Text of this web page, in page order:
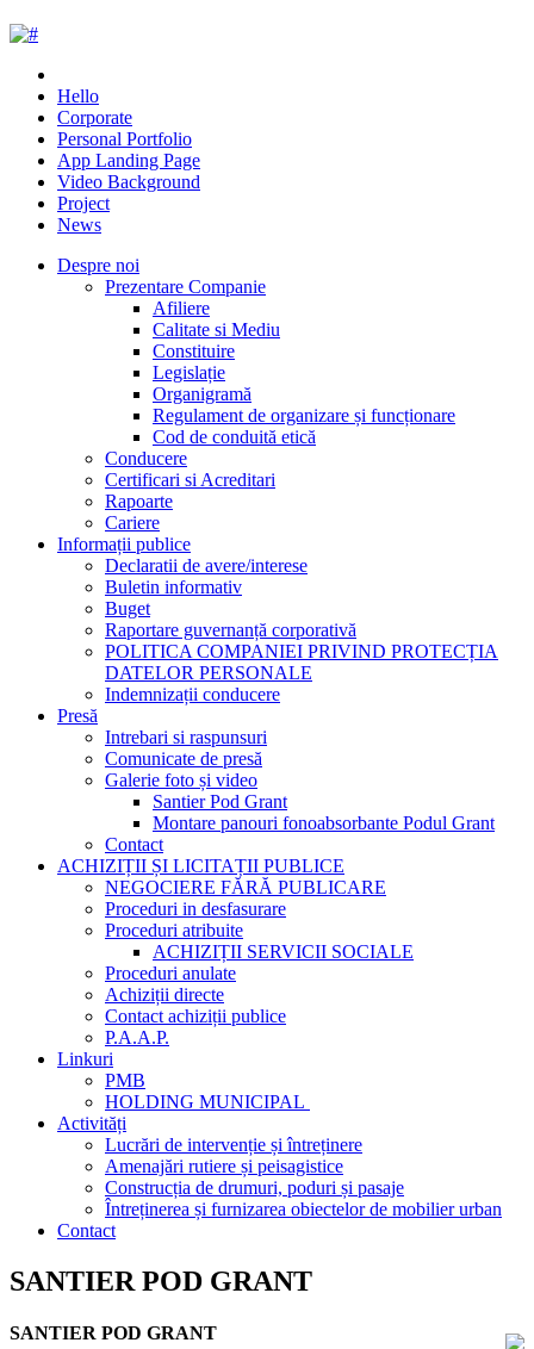
Hello
Corporate
Personal Portfolio
App Landing Page
Video Background
Project
News
Despre noi
Prezentare Companie
Afiliere
Calitate si Mediu
Constituire
Legislație
Organigramă
Regulament de organizare și funcționare
Cod de conduită etică
Conducere
Certificari si Acreditari
Rapoarte
Cariere
Informații publice
Declaratii de avere/interese
Buletin informativ
Buget
Raportare guvernanță corporativă
POLITICA COMPANIEI PRIVIND PROTECȚIA
DATELOR PERSONALE
Indemnizații conducere
Presă
Intrebari si raspunsuri
Comunicate de presă
Galerie foto și video
Santier Pod Grant
Montare panouri fonoabsorbante Podul Grant
Contact
ACHIZIȚII ȘI LICITAȚII PUBLICE
NEGOCIERE FĂRĂ PUBLICARE
Proceduri in desfasurare
Proceduri atribuite
ACHIZIȚII SERVICII SOCIALE
Proceduri anulate
Achiziții directe
Contact achiziții publice
P.A.A.P.
Linkuri
PMB
HOLDING MUNICIPAL
Activități
Lucrări de intervenție și întreținere
Amenajări rutiere și peisagistice
Construcția de drumuri, poduri și pasaje
Întreținerea și furnizarea obiectelor de mobilier urban
Contact
SANTIER POD GRANT
SANTIER POD GRANT